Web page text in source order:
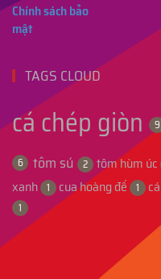
Chính sách bảo
mật
TAGS CLOUD
cá chép giòn 9
6 tôm sú 2 tôm hùm úc
xanh 1 cua hoàng đế 1
1